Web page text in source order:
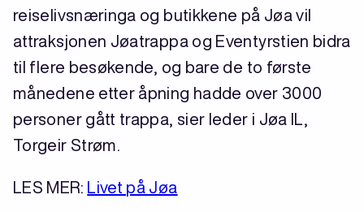
reiselivsnæringa og butikkene på Jøa vil
attraksjonen Jøatrappa og Eventyrstien bidra
til flere besøkende, og bare de to første
månedene etter åpning hadde over 3000
personer gått trappa, sier leder i Jøa IL,
Torgeir Strøm.
LES MER: Livet på Jøa